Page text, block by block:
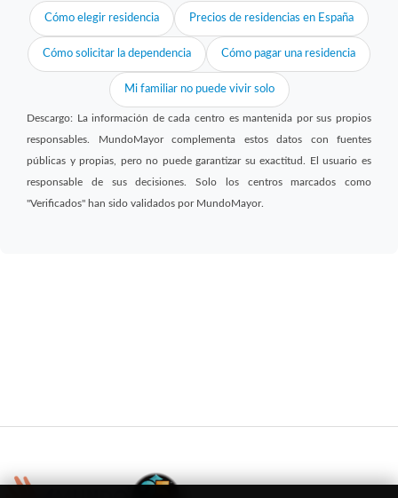
Cómo elegir residencia Precios de residencias en España
Cómo solicitar la dependencia Cómo pagar una residencia
Mi familiar no puede vivir solo
Descargo: La información de cada centro es mantenida por sus propios
responsables. MundoMayor complementa estos datos con fuentes
públicas y propias, pero no puede garantizar su exactitud. El usuario es
responsable de sus decisiones. Solo los centros marcados como
"Verificados" han sido validados por MundoMayor.